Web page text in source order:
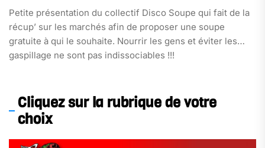
Petite présentation du collectif Disco Soupe qui fait de la
récup’ sur les marchés afin de proposer une soupe
gratuite à qui le souhaite. Nourrir les gens et éviter les
gaspillage ne sont pas indissociables !!!
Cliquez sur la rubrique de votre
choix